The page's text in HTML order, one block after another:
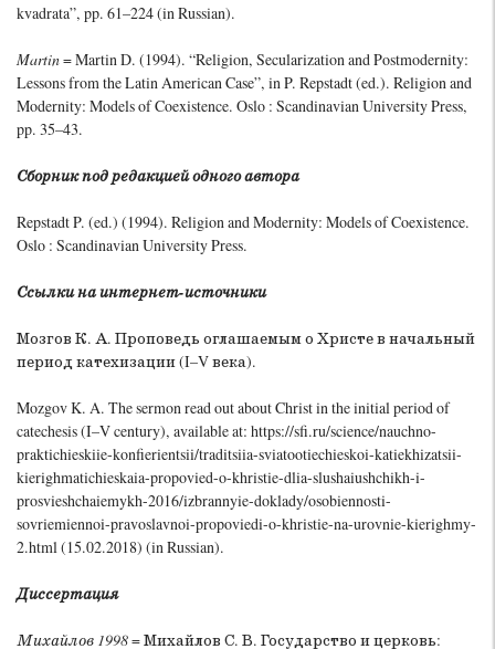
kvadrata”, pp. 61–224 (in Russian).
Martin= Martin D. (1994). “Religion, Secularization and Postmodernity:
Lessons from the Latin American Case”, in P. Repstadt (ed.). Religion and
Modernity: Models of Coexistence. Oslo : Scandinavian University Press,
pp. 35–43.
Сборник под редакцией одного автора
Repstadt P. (ed.) (1994). Religion and Modernity: Models of Coexistence.
Oslo : Scandinavian University Press.
Ссылки на интернет-источники
Мозгов К. А. Проповедь оглашаемым о Христе в начальный
период катехизации (I–V века).
Mozgov K. A. The sermon read out about Christ in the initial period of
catechesis (I–V century), available at: https://sfi.ru/science/nauchno-
praktichieskiie-konfierientsii/traditsiia-sviatootiechieskoi-katiekhizatsii-
kierighmatichieskaia-propovied-o-khristie-dlia-slushaiushchikh-i-
prosvieshchaiemykh-2016/izbrannyie-doklady/osobiennosti-
sovriemiennoi-pravoslavnoi-propoviedi-o-khristie-na-urovnie-kierighmy-
2.html (15.02.2018) (in Russian).
Диссертация
Михайлов 1998= Михайлов С. В. Государство и церковь: